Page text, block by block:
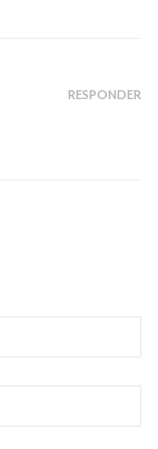
RESPONDER